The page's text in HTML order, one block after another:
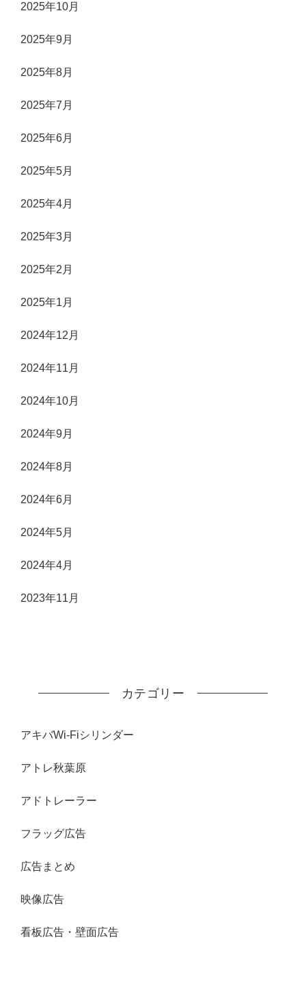
2025年10月
2025年9月
2025年8月
2025年7月
2025年6月
2025年5月
2025年4月
2025年3月
2025年2月
2025年1月
2024年12月
2024年11月
2024年10月
2024年9月
2024年8月
2024年6月
2024年5月
2024年4月
2023年11月
カテゴリー
アキバWi-Fiシリンダー
アトレ秋葉原
アドトレーラー
フラッグ広告
広告まとめ
映像広告
看板広告・壁面広告